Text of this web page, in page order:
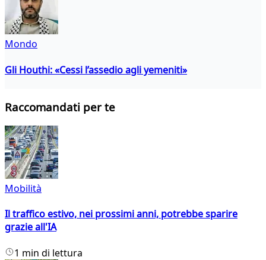
Mondo
Gli Houthi: «Cessi l’assedio agli yemeniti»
Raccomandati per te
Mobilità
Il traffico estivo, nei prossimi anni, potrebbe sparire
grazie all'IA
1 min di lettura